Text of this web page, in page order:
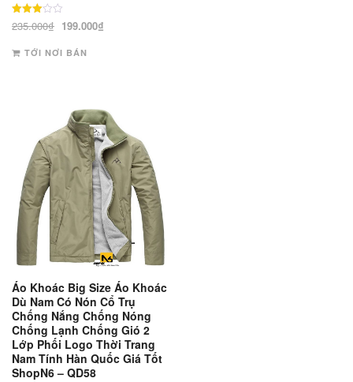
Được
xếp
3
235.000₫ Giá
là:
199.000₫
TỚI NƠI BÁN
Áo Khoác Big Size Áo Khoác
Dù Nam Có Nón Cổ Trụ
Chống Nắng Chống Nóng
Chống Lạnh Chống Gió 2
Lớp Phối Logo Thời Trang
Nam Tính Hàn Quốc Giá Tốt
ShopN6 – QD58